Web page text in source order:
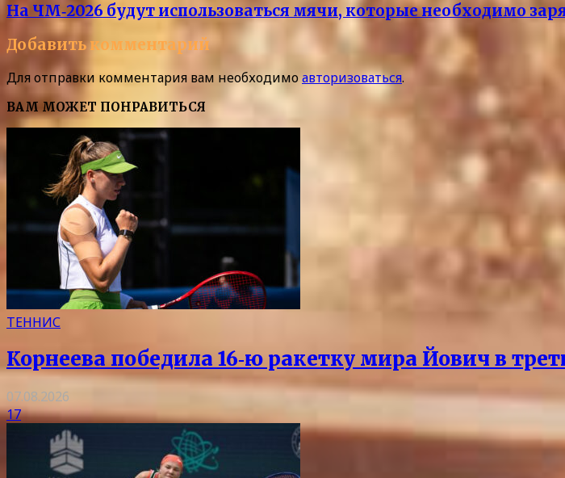
На ЧМ‑2026 будут использоваться мячи, которые необходимо
Добавить комментарий
Для отправки комментария вам необходимоавторизоваться.
ВАМ МОЖЕТ ПОНРАВИТЬСЯ
ТЕННИС
Корнеева победила 16‑ю ракетку мира Йович в
07.08.2026
17